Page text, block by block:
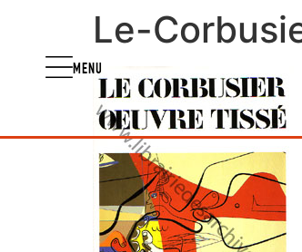
MENU
Le-